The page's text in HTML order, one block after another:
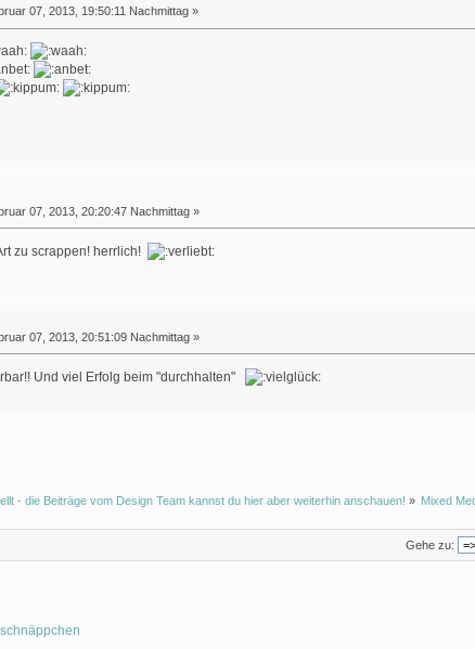
07, 2013, 19:50:11 Nachmittag »
07, 2013, 20:20:47 Nachmittag »
zu scrappen! herrlich!
07, 2013, 20:51:09 Nachmittag »
Und viel Erfolg beim "durchhalten"
- die Beiträge vom Design Team kannst du hier aber weiterhin anschauen! » Mixed
Gehe zu: